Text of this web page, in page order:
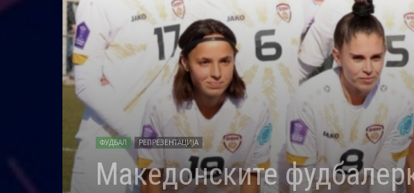
ФУДБАЛ РЕПРЕЗЕНТАЦИЈА
Македонските